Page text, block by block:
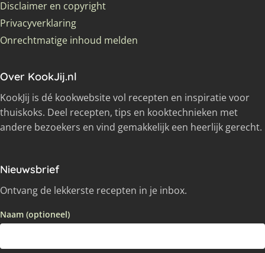
Disclaimer en copyright
Privacyverklaring
Onrechtmatige inhoud melden
Over KookJij.nl
KookJij is dé kookwebsite vol recepten en inspiratie voor
thuiskoks. Deel recepten, tips en kooktechnieken met
andere bezoekers en vind gemakkelijk een heerlijk gerecht.
Nieuwsbrief
Ontvang de lekkerste recepten in je inbox.
Naam (optioneel)